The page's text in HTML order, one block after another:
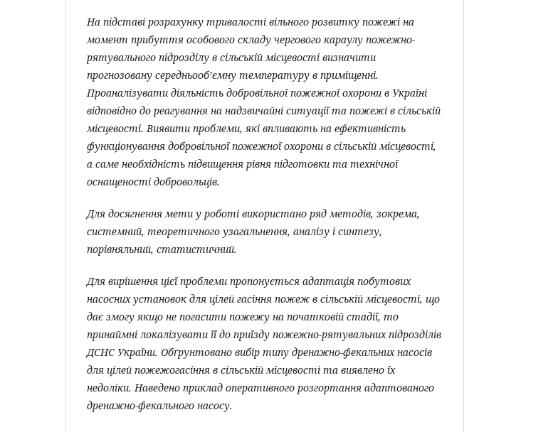
На підставі розрахунку тривалості вільного розвитку пожежі на
момент прибуття особового складу чергового караулу пожежно-
рятувального підрозділу в сільській місцевості визначити
прогнозовану середньооб’ємну температуру в приміщенні.
Проаналізувати діяльність добровільної пожежної охорони в Україні
відповідно до реагування на надзвичайні ситуації та пожежі в сільській
місцевості. Виявити проблеми, які впливають на ефективність
функціонування добровільної пожежної охорони в сільській місцевості,
а саме необхідність підвищення рівня підготовки та технічної
оснащеності добровольців.
Для досягнення мети у роботі використано ряд методів, зокрема,
системний, теоретичного узагальнення, аналізу і синтезу,
порівняльний, статистичний.
Для вирішення цієї проблеми пропонується адаптація побутових
насосних установок для цілей гасіння пожеж в сільській місцевості, що
дає змогу якщо не погасити пожежу на початковій стадії, то
принаймні локалізувати її до приїзду пожежно-рятувальних підрозділів
ДСНС України. Обґрунтовано вибір типу дренажно-фекальних насосів
для цілей пожежогасіння в сільській місцевості та виявлено їх
недоліки. Наведено приклад оперативного розгортання адаптованого
дренажно-фекального насосу.